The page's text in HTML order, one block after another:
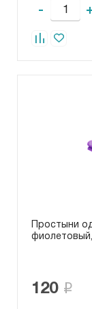
-
Простыни
120